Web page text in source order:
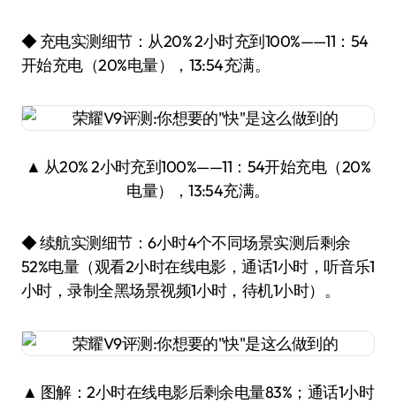
◆ 充电实测细节：从20% 2小时充到100%——11：54
开始充电（20%电量），13:54充满。
▲ 从20% 2小时充到100%——11：54开始充电（20%
电量），13:54充满。
◆ 续航实测细节：6小时4个不同场景实测后剩余
52%电量（观看2小时在线电影，通话1小时，听音乐1
小时，录制全黑场景视频1小时，待机1小时）。
▲ 图解：2小时在线电影后剩余电量83%；通话1小时